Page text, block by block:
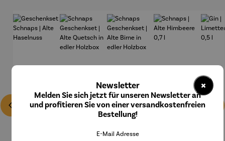
×
Newsletter
Melden Sie sich jetzt für unseren Newsletter an
und profitieren Sie von einer versandkostenfreien
Bestellung!
E-Mail Adresse